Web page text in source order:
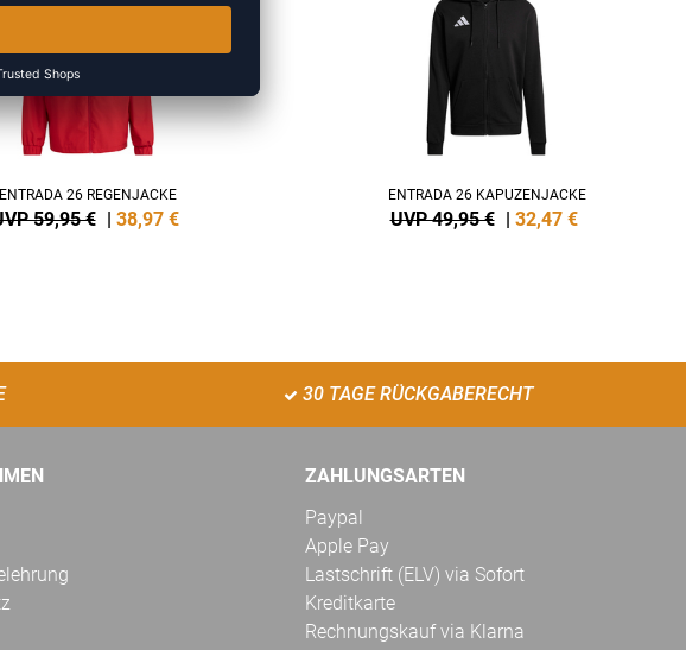
ENTRADA 26 REGENJACKE
59,95 € | 38,97 €
ENTRADA 26 KAPUZENJACKE
UVP 49,95 € | 32,47 €
30 TAGE RÜCKGABERECHT
ZAHLUNGSARTEN
Paypal
Apple Pay
Lastschrift (ELV) via Sofort
Kreditkarte
Rechnungskauf via Klarna